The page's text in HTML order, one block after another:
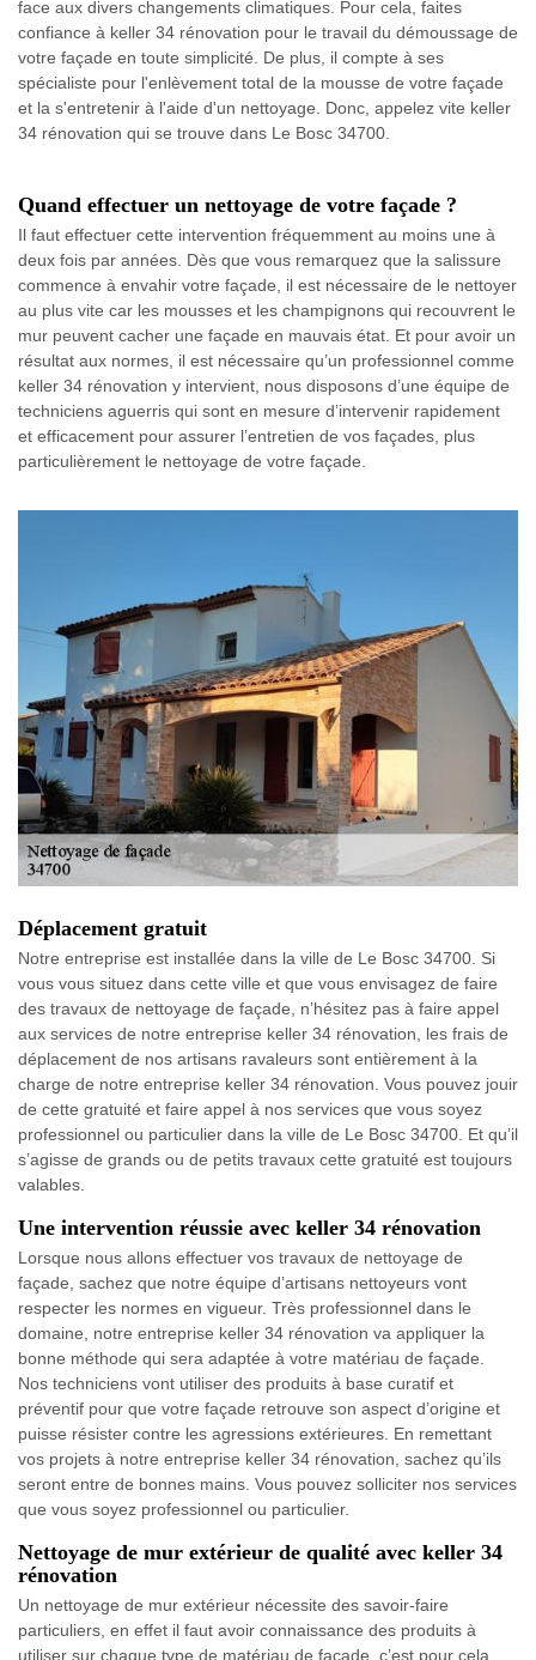
face aux divers changements climatiques. Pour cela, faites
confiance à keller 34 rénovation pour le travail du démoussage de
votre façade en toute simplicité. De plus, il compte à ses
spécialiste pour l'enlèvement total de la mousse de votre façade
et la s'entretenir à l'aide d'un nettoyage. Donc, appelez vite keller
34 rénovation qui se trouve dans Le Bosc 34700.
Quand effectuer un nettoyage de votre façade ?
Il faut effectuer cette intervention fréquemment au moins une à
deux fois par années. Dès que vous remarquez que la salissure
commence à envahir votre façade, il est nécessaire de le nettoyer
au plus vite car les mousses et les champignons qui recouvrent le
mur peuvent cacher une façade en mauvais état. Et pour avoir un
résultat aux normes, il est nécessaire qu’un professionnel comme
keller 34 rénovation y intervient, nous disposons d’une équipe de
techniciens aguerris qui sont en mesure d’intervenir rapidement
et efficacement pour assurer l’entretien de vos façades, plus
particulièrement le nettoyage de votre façade.
Déplacement gratuit
Notre entreprise est installée dans la ville de Le Bosc 34700. Si
vous vous situez dans cette ville et que vous envisagez de faire
des travaux de nettoyage de façade, n’hésitez pas à faire appel
aux services de notre entreprise keller 34 rénovation, les frais de
déplacement de nos artisans ravaleurs sont entièrement à la
charge de notre entreprise keller 34 rénovation. Vous pouvez jouir
de cette gratuité et faire appel à nos services que vous soyez
professionnel ou particulier dans la ville de Le Bosc 34700. Et qu’il
s’agisse de grands ou de petits travaux cette gratuité est toujours
valables.
Une intervention réussie avec keller 34 rénovation
Lorsque nous allons effectuer vos travaux de nettoyage de
façade, sachez que notre équipe d’artisans nettoyeurs vont
respecter les normes en vigueur. Très professionnel dans le
domaine, notre entreprise keller 34 rénovation va appliquer la
bonne méthode qui sera adaptée à votre matériau de façade.
Nos techniciens vont utiliser des produits à base curatif et
préventif pour que votre façade retrouve son aspect d’origine et
puisse résister contre les agressions extérieures. En remettant
vos projets à notre entreprise keller 34 rénovation, sachez qu’ils
seront entre de bonnes mains. Vous pouvez solliciter nos services
que vous soyez professionnel ou particulier.
Nettoyage de mur extérieur de qualité avec keller 34
rénovation
Un nettoyage de mur extérieur nécessite des savoir-faire
particuliers, en effet il faut avoir connaissance des produits à
utiliser sur chaque type de matériau de façade, c’est pour cela